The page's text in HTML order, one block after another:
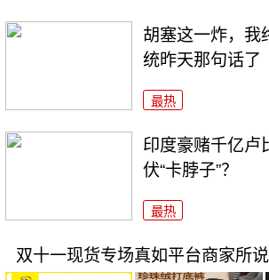
胡塞这一炸，我
统昨天那句话了
最热
印度豪赌千亿卢
伏“卡脖子”？
最热
双十一现货专场真如平台商家所说